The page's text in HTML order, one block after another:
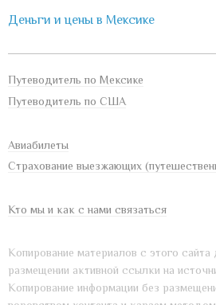
Деньги и цены в Мексике
Путеводитель по Мексике
Путеводитель по США
Авиабилеты
Страхование выезжающих
Кто мы и как с нами связаться
Копирование материалов с этого сайта
размещении активной ссылки на
Копирование информации без